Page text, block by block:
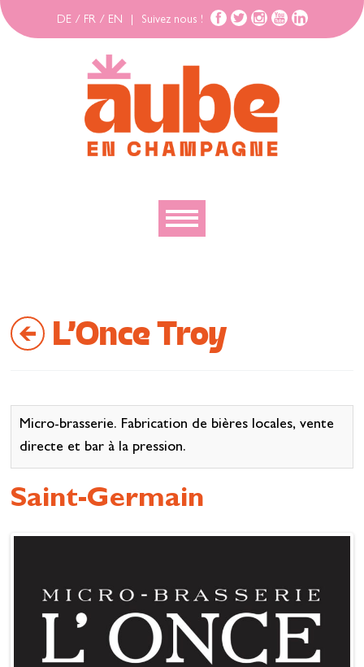
DE / FR / EN Suivez nous !
Bouger
S’inspirer
L'Once Troy
Micro-brasserie. Fabrication de bières locales, vente
directe et bar à la pression.
Saint-Germain